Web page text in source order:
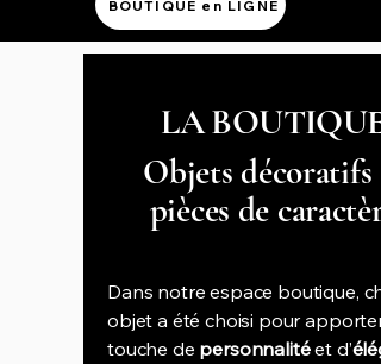
BOUTIQUE en LIGNE
LA BOUTIQUE
Objets décoratifs
pièces de caractère
Dans notre espace boutique,
objet a été choisi pour apporter
touche de personnalitéet d’